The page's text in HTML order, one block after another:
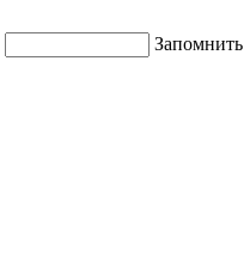
Запомнить